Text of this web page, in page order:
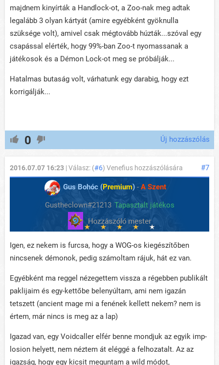
majdnem kinyírták a Handlock-ot, a Zoo-nak meg adtak
legalább 3 olyan kártyát (amire egyébként gyöknulla
szüksége volt), amivel csak mégtovább húzták...szóval egy
csapással elérték, hogy 99%-ban Zoo-t nyomassanak a
játékosok és a Démon Lock-ot meg se próbálják...
Hatalmas butaság volt, várhatunk egy darabig, hogy ezt
korrigálják...
0 Új hozzászólás
#7
2016.07.07 16:23 | Válasz: (#6) Venefius hozzászólására
Gus Bohóc (Premium) - A Szent
Gustheclown#21213 Tapasztalt játékos
Igen, ez nekem is furcsa, hogy a WOG-os kiegészítőben
nincsenek démonok, pedig számoltam rájuk, hát ez van.
Egyébként ma reggel nézegettem vissza a régebben publikált
paklijaim és egy-kettőbe belenyúltam, ami nem igazán
tetszett (ancient mage mi a fenének kellett nekem? nem is
értem, már nincs is meg az a lap)
Igazad van, egy Voidcaller elfér benne mondjuk az egyik imp-
losion helyett, nem néztem át eléggé a felhozatalt. Az az
igazság, hogy egy kicsit meguntam a wild módot,